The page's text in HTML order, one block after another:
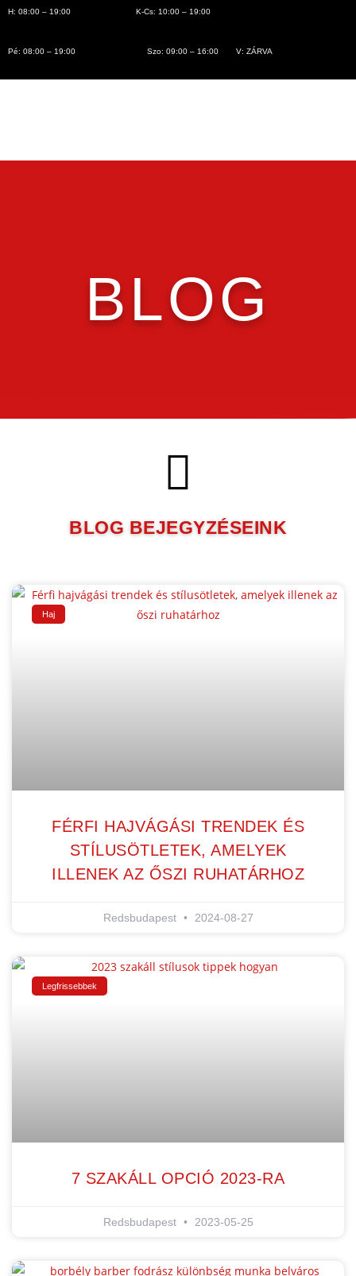
H: 08:00 – 19:00 K-Cs: 10:00 – 19:00
Pé: 08:00 – 19:00 Szo: 09:00 – 16:00 V: ZÁRVA
BLOG
BLOG BEJEGYZÉSEINK
Haj
FÉRFI HAJVÁGÁSI TRENDEK ÉS
STÍLUSÖTLETEK, AMELYEK
ILLENEK AZ ŐSZI RUHATÁRHOZ
Redsbudapest 2024-08-27
Legfrissebbek
7 SZAKÁLL OPCIÓ 2023-RA
Redsbudapest 2023-05-25